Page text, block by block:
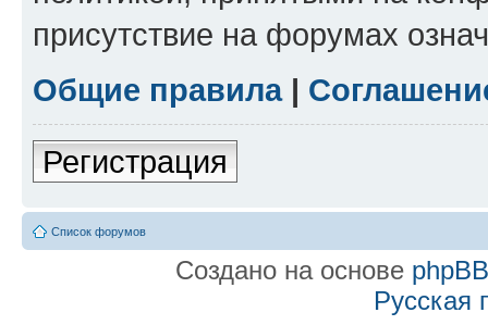
присутствие на форумах
Общие правила|
Регистрация
Список форумов
Создано на основе phpBB
Русская